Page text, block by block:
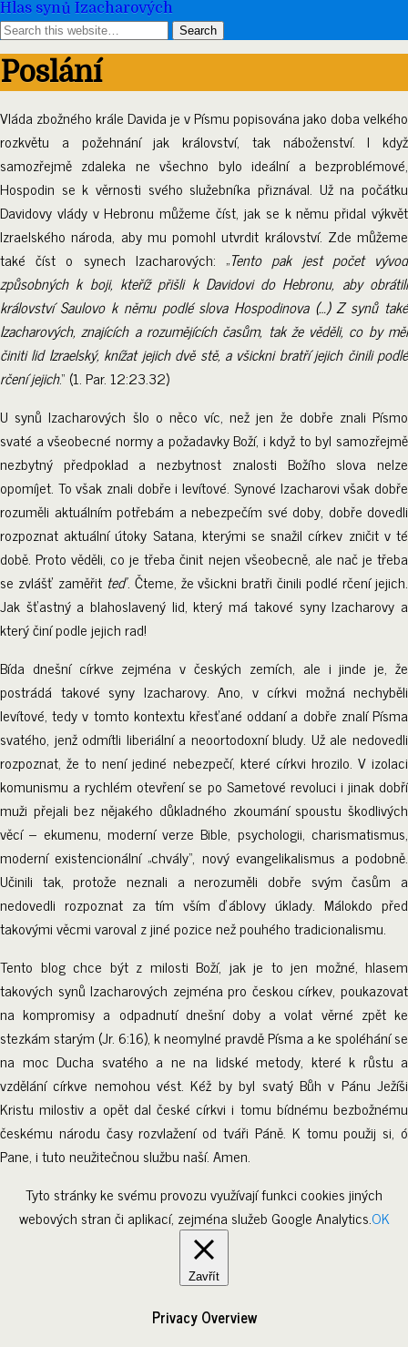
Hlas synů Izacharových
Poslání
Vláda zbožného krále Davida je v Písmu popisována jako doba velkého
rozkvětu a požehnání jak království, tak náboženství. I když
samozřejmě zdaleka ne všechno bylo ideální a bezproblémové,
Hospodin se k věrnosti svého služebníka přiznával. Už na počátku
Davidovy vlády v Hebronu můžeme číst, jak se k němu přidal výkvět
Izraelského národa, aby mu pomohl utvrdit království. Zde můžeme
také číst o synech Izacharových: „Tento pak jest počet vývod
způsobných k boji, kteříž přišli k Davidovi do Hebronu, aby obrátili
království Saulovo k němu podlé slova Hospodinova (…) Z synů také
Izacharových, znajících a rozumějících časům, tak že věděli, co by měl
činiti lid Izraelský, knížat jejich dvě stě, a všickni bratří jejich činili podlé
rčení jejich.“ (1. Par. 12:23.32)
U synů Izacharových šlo o něco víc, než jen že dobře znali Písmo
svaté a všeobecné normy a požadavky Boží, i když to byl samozřejmě
nezbytný předpoklad a nezbytnost znalosti Božího slova nelze
opomíjet. To však znali dobře i levítové. Synové Izacharovi však dobře
rozuměli aktuálním potřebám a nebezpečím své doby, dobře dovedli
rozpoznat aktuální útoky Satana, kterými se snažil církev zničit v té
době. Proto věděli, co je třeba činit nejen všeobecně, ale nač je třeba
se zvlášť zaměřit teď. Čteme, že všickni bratři činili podlé rčení jejich.
Jak šťastný a blahoslavený lid, který má takové syny Izacharovy a
který činí podle jejich rad!
Bída dnešní církve zejména v českých zemích, ale i jinde je, že
postrádá takové syny Izacharovy. Ano, v církvi možná nechyběli
levítové, tedy v tomto kontextu křesťané oddaní a dobře znalí Písma
svatého, jenž odmítli liberiální a neoortodoxní bludy. Už ale nedovedli
rozpoznat, že to není jediné nebezpečí, které církvi hrozilo. V izolaci
komunismu a rychlém otevření se po Sametové revoluci i jinak dobří
muži přejali bez nějakého důkladného zkoumání spoustu škodlivých
věcí – ekumenu, moderní verze Bible, psychologii, charismatismus,
moderní existencionální „chvály“, nový evangelikalismus a podobně.
Učinili tak, protože neznali a nerozuměli dobře svým časům a
nedovedli rozpoznat za tím vším ďáblovy úklady. Málokdo před
takovými věcmi varoval z jiné pozice než pouhého tradicionalismu.
Tento blog chce být z milosti Boží, jak je to jen možné, hlasem
takových synů Izacharových zejména pro českou církev, poukazovat
na kompromisy a odpadnutí dnešní doby a volat věrné zpět ke
stezkám starým (Jr. 6:16), k neomylné pravdě Písma a ke spoléhání se
na moc Ducha svatého a ne na lidské metody, které k růstu a
vzdělání církve nemohou vést. Kéž by byl svatý Bůh v Pánu Ježíši
Kristu milostiv a opět dal české církvi i tomu bídnému bezbožnému
českému národu časy rozvlažení od tváři Páně. K tomu použij si, ó
Pane, i tuto neužitečnou službu naší. Amen.
Tyto stránky ke svému provozu využívají funkci cookies jiných
webových stran či aplikací, zejména služeb Google Analytics.OK
Zavřít
Privacy Overview